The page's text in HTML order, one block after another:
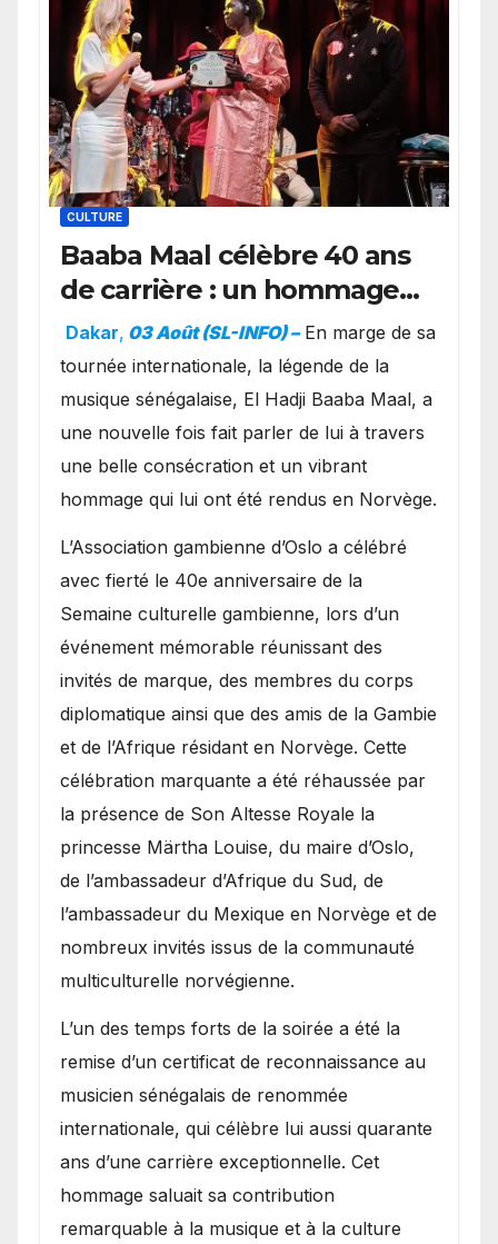
CULTURE
Baaba Maal célèbre 40 ans
de carrière : un hommage
exceptionnel à Oslo en
présence de la famille
royale.
Dakar, 03 Août (SL-INFO) – ​En marge de sa
tournée internationale, la légende de la
musique sénégalaise, El Hadji Baaba Maal, a
une nouvelle fois fait parler de lui à travers
une belle consécration et un vibrant
hommage qui lui ont été rendus en Norvège.
​L’Association gambienne d’Oslo a célébré
avec fierté le 40e anniversaire de la
Semaine culturelle gambienne, lors d’un
événement mémorable réunissant des
invités de marque, des membres du corps
diplomatique ainsi que des amis de la Gambie
et de l’Afrique résidant en Norvège. Cette
célébration marquante a été réhaussée par
la présence de Son Altesse Royale la
princesse Märtha Louise, du maire d’Oslo,
de l’ambassadeur d’Afrique du Sud, de
l’ambassadeur du Mexique en Norvège et de
nombreux invités issus de la communauté
multiculturelle norvégienne.
​L’un des temps forts de la soirée a été la
remise d’un certificat de reconnaissance au
musicien sénégalais de renommée
internationale, qui célèbre lui aussi quarante
ans d’une carrière exceptionnelle. Cet
hommage saluait sa contribution
remarquable à la musique et à la culture